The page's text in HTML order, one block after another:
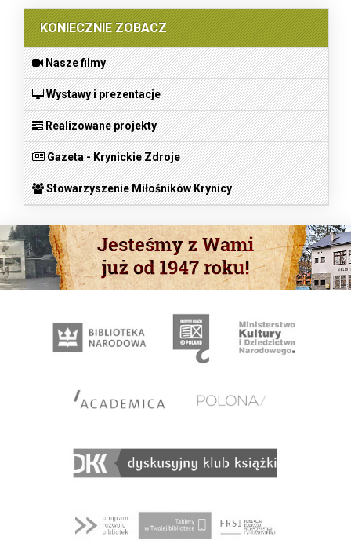
KONIECZNIE ZOBACZ
Nasze filmy
Wystawy i prezentacje
Realizowane projekty
Gazeta - Krynickie Zdroje
Stowarzyszenie Miłośników Krynicy